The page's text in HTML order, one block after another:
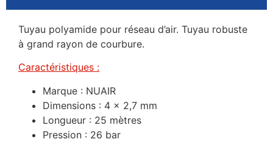
Tuyau polyamide pour réseau d’air. Tuyau robuste
à grand rayon de courbure.
Caractéristiques :
Marque : NUAIR
Dimensions : 4 x 2,7 mm
Longueur : 25 mètres
Pression : 26 bar